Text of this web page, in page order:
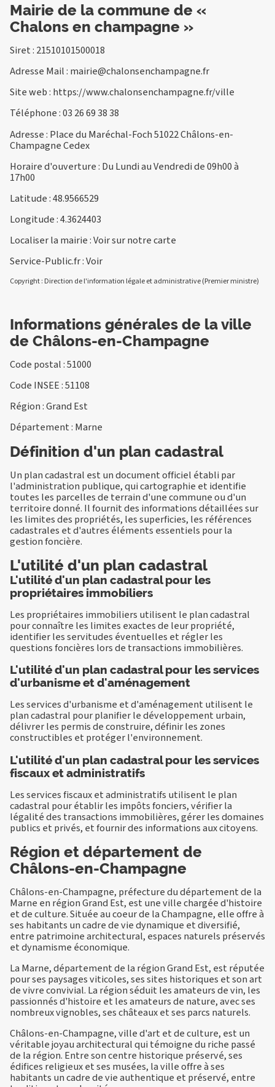
Mairie de la commune de «
Chalons en champagne »
Siret : 21510101500018
Adresse Mail : mairie@chalonsenchampagne.fr
Site web : https://www.chalonsenchampagne.fr/ville
Téléphone :03 26 69 38 38
Adresse : Place du Maréchal-Foch 51022 Châlons-en-
Champagne Cedex
Horaire d'ouverture : Du Lundi au Vendredi de 09h00 à
17h00
Latitude : 48.9566529
Longitude : 4.3624403
Localiser la mairie :Voir sur notre carte
Service-Public.fr :Voir
Copyright : Direction de l'information légale et administrative (Premier ministre)
Informations générales de la ville
de Châlons-en-Champagne
Code postal : 51000
Code INSEE : 51108
Région : Grand Est
Département : Marne
Définition d'un plan cadastral
Un plan cadastral est un document officiel établi par
l'administration publique, qui cartographie et identifie
toutes les parcelles de terrain d'une commune ou d'un
territoire donné. Il fournit des informations détaillées sur
les limites des propriétés, les superficies, les références
cadastrales et d'autres éléments essentiels pour la
gestion foncière.
L'utilité d'un plan cadastral
L'utilité d'un plan cadastral pour les
propriétaires immobiliers
Les propriétaires immobiliers utilisent le plan cadastral
pour connaître les limites exactes de leur propriété,
identifier les servitudes éventuelles et régler les
questions foncières lors de transactions immobilières.
L'utilité d'un plan cadastral pour les services
d'urbanisme et d'aménagement
Les services d'urbanisme et d'aménagement utilisent le
plan cadastral pour planifier le développement urbain,
délivrer les permis de construire, définir les zones
constructibles et protéger l'environnement.
L'utilité d'un plan cadastral pour les services
fiscaux et administratifs
Les services fiscaux et administratifs utilisent le plan
cadastral pour établir les impôts fonciers, vérifier la
légalité des transactions immobilières, gérer les domaines
publics et privés, et fournir des informations aux citoyens.
Région et département de
Châlons-en-Champagne
Châlons-en-Champagne, préfecture du département de la
Marne en région Grand Est, est une ville chargée d'histoire
et de culture. Située au coeur de la Champagne, elle offre à
ses habitants un cadre de vie dynamique et diversifié,
entre patrimoine architectural, espaces naturels préservés
et dynamisme économique.
La Marne, département de la région Grand Est, est réputée
pour ses paysages viticoles, ses sites historiques et son art
de vivre convivial. La région séduit les amateurs de vin, les
passionnés d'histoire et les amateurs de nature, avec ses
nombreux vignobles, ses châteaux et ses parcs naturels.
Châlons-en-Champagne, ville d'art et de culture, est un
véritable joyau architectural qui témoigne du riche passé
de la région. Entre son centre historique préservé, ses
édifices religieux et ses musées, la ville offre à ses
habitants un cadre de vie authentique et préservé, entre